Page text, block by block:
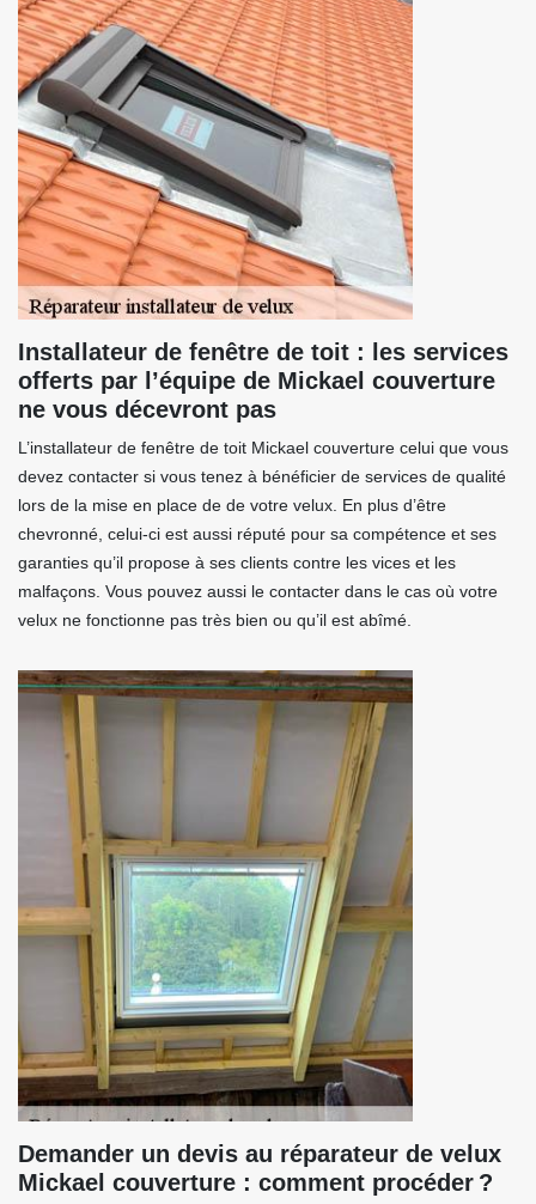
Installateur de fenêtre de toit : les services
offerts par l’équipe de Mickael couverture
ne vous décevront pas
L’installateur de fenêtre de toit Mickael couverture celui que vous
devez contacter si vous tenez à bénéficier de services de qualité
lors de la mise en place de de votre velux. En plus d’être
chevronné, celui-ci est aussi réputé pour sa compétence et ses
garanties qu’il propose à ses clients contre les vices et les
malfaçons. Vous pouvez aussi le contacter dans le cas où votre
velux ne fonctionne pas très bien ou qu’il est abîmé.
Demander un devis au réparateur de velux
Mickael couverture : comment procéder ?